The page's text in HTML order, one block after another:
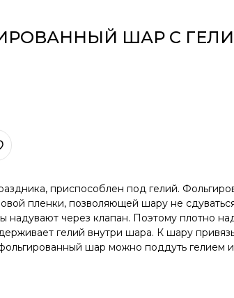
ШАР С
приспособлен под гелий.
пленки, позволяющей шару не
через клапан. Поэтому плотно
гелий внутри шара. К шару
шар можно поддуть гелием